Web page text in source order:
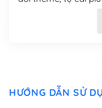
Có thể tùy biến trên
HƯỚNG DẪN SỬ